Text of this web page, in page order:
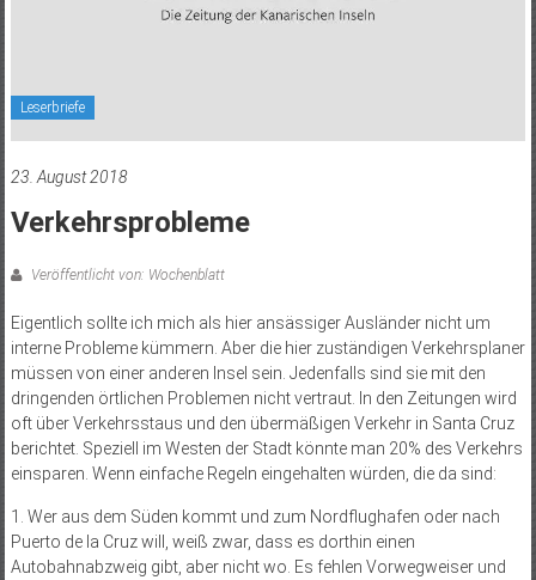
Leserbriefe
23. August 2018
Verkehrsprobleme
Veröffentlicht von: Wochenblatt
Eigentlich sollte ich mich als hier ansässiger Ausländer nicht um
interne Probleme kümmern. Aber die hier zuständigen Verkehrsplaner
müssen von einer anderen Insel sein. Jedenfalls sind sie mit den
dringenden örtlichen Problemen nicht vertraut. In den Zeitungen wird
oft über Verkehrsstaus und den übermäßigen Verkehr in Santa Cruz
berichtet. Speziell im Westen der Stadt könnte man 20% des Verkehrs
einsparen. Wenn einfache Regeln eingehalten würden, die da sind:
1. Wer aus dem Süden kommt und zum Nordflughafen oder nach
Puerto de la Cruz will, weiß zwar, dass es dorthin einen
Autobahnabzweig gibt, aber nicht wo. Es fehlen Vorwegweiser und